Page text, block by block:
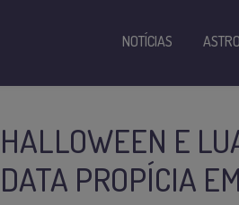
HALLOWEEN E
DATA PROPÍCIA
NOTÍCIAS